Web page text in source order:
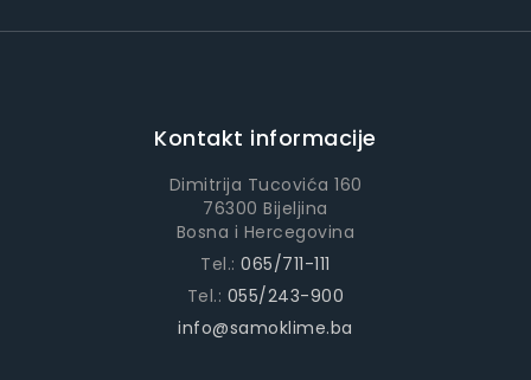
Kontakt informacije
Dimitrija Tucovića 160
76300 Bijeljina
Bosna i Hercegovina
Tel.:065/711-111
Tel.: 055/243-900
info@samoklime.ba